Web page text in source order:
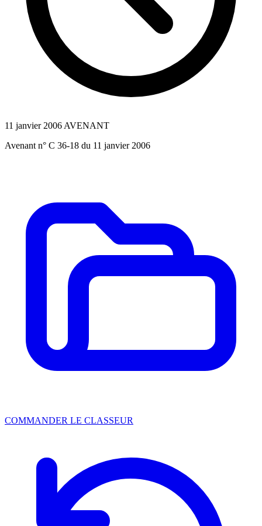
11 janvier 2006 AVENANT
Avenant n° C 36-18 du 11 janvier 2006
COMMANDER LE CLASSEUR